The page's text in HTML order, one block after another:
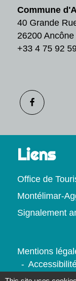
Commune
40 Grande
26200
+33 4 75 92
Liens
Office de
Montélimar-
Signalement
Mentions
-
Gestion des